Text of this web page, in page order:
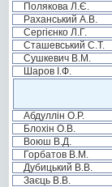
Полякова Л.Є.
Раханський А.В.
Сергієнко Л.Г.
Сташевський С.Т.
Сушкевич В.М.
Шаров І.Ф.
Абдуллін О.Р.
Блохін О.В.
Воюш В.Д.
Горбатов В.М.
Дубицький В.В.
Заєць В.В.